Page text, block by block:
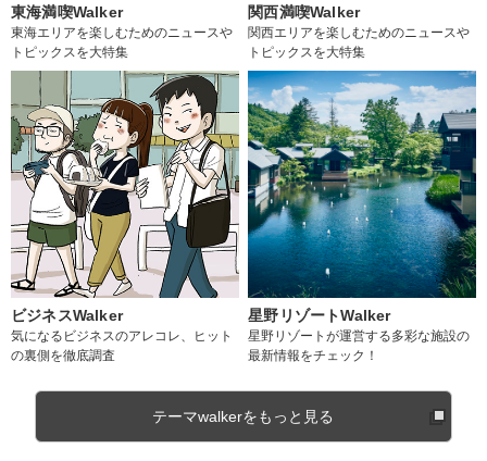
東海満喫Walker
東海エリアを楽しむためのニュースや
トピックスを大特集
関西満喫Walker
関西エリアを楽しむためのニュースや
トピックスを大特集
ビジネスWalker
気になるビジネスのアレコレ、ヒット
の裏側を徹底調査
星野リゾートWalker
星野リゾートが運営する多彩な施設の
最新情報をチェック！
テーマwalkerをもっと見る